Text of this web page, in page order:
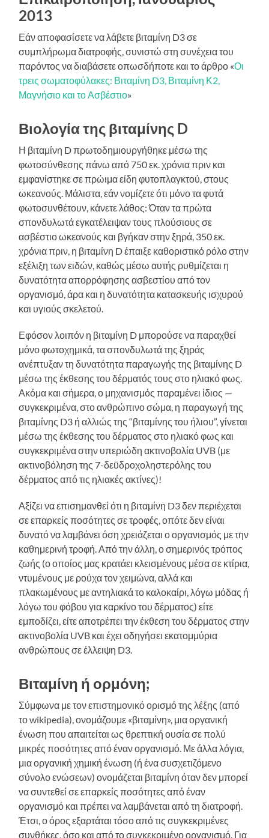
2013
Εάν αποφασίσετε να λάβετε βιταμίνη D3 σε
συμπλήρωμα διατροφής, συνιστώ στη συνέχεια του
παρόντος να διαβάσετε οπωσδήποτε και το άρθρο «Οι
τρεις σωματοφύλακες: Βιταμίνη D3, Βιταμίνη Κ2,
Μαγνήσιο και το Ασβέστιο»
Βιολογία της βιταμίνης D
Η βιταμίνη D πρωτοδημιουργήθηκε μέσω της
φωτοσύνθεσης πάνω από 750 εκ. χρόνια πριν και
εμφανίστηκε σε πρώιμα είδη φυτοπλαγκτού, στους
ωκεανούς. Μάλιστα, εάν νομίζετε ότι μόνο τα φυτά
φωτοσυνθέτουν, κάνετε λάθος: Όταν τα πρώτα
σπονδυλωτά εγκατέλειψαν τους πλούσιους σε
ασβέστιο ωκεανούς και βγήκαν στην ξηρά, 350 εκ.
χρόνια πριν, η βιταμίνη D έπαιξε καθοριστικό ρόλο στην
εξέλιξη των ειδών, καθώς μέσω αυτής ρυθμίζεται η
δυνατότητα απορρόφησης ασβεστίου από τον
οργανισμό, άρα και η δυνατότητα κατασκευής ισχυρού
και υγιούς σκελετού.
Εφόσον λοιπόν η βιταμίνη D μπορούσε να παραχθεί
μόνο φωτοχημικά, τα σπονδυλωτά της ξηράς
ανέπτυξαν τη δυνατότητα παραγωγής της βιταμίνης D
μέσω της έκθεσης του δέρματός τους στο ηλιακό φως.
Ακόμα και σήμερα, ο μηχανισμός παραμένει ίδιος —
συγκεκριμένα, στο ανθρώπινο σώμα, η παραγωγή της
βιταμίνης D3 ή αλλιώς της “βιταμίνης του ήλιου”, γίνεται
μέσω της έκθεσης του δέρματος στο ηλιακό φως και
συγκεκριμένα στην υπεριώδη ακτινοβολία UVB (με
ακτινοβόληση της 7-δεϋδροχοληστερόλης του
δέρματος από τις ηλιακές ακτίνες)!
Αξίζει να επισημανθεί ότι η βιταμίνη D3 δεν περιέχεται
σε επαρκείς ποσότητες σε τροφές, οπότε δεν είναι
δυνατό να λαμβάνει όση χρειάζεται ο οργανισμός με την
καθημερινή τροφή. Από την άλλη, ο σημερινός τρόπος
ζωής (ο οποίος μας κρατάει κλεισμένους μέσα σε κτίρια,
ντυμένους με ρούχα τον χειμώνα, αλλά και
πλακωμένους με αντηλιακά το καλοκαίρι, λόγω μόδας ή
λόγω του φόβου για καρκίνο του δέρματος) είτε
εμποδίζει, είτε αποτρέπει την έκθεση του δέρματος στην
ακτινοβολία UVB και έχει οδηγήσει εκατομμύρια
ανθρώπους σε έλλειψη D3.
Βιταμίνη ή ορμόνη;
Σύμφωνα με τον επιστημονικό ορισμό της λέξης (από
το wikipedia), ονομάζουμε «βιταμίνη», μια οργανική
ένωση που απαιτείται ως θρεπτική ουσία σε πολύ
μικρές ποσότητες από έναν οργανισμό. Με άλλα λόγια,
μια οργανική χημική ένωση (ή ένα συσχετιζόμενο
σύνολο ενώσεων) ονομάζεται βιταμίνη όταν δεν μπορεί
να συντεθεί σε επαρκείς ποσότητες από έναν
οργανισμό και πρέπει να λαμβάνεται από τη διατροφή.
Έτσι, ο όρος εξαρτάται τόσο από τις συγκεκριμένες
συνθήκες, όσο και από το συγκεκριμένο οργανισμό. Για